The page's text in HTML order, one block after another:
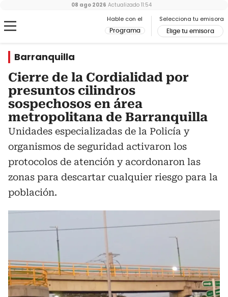
Hable con el
Programa
Selecciona tu emisora
Elige tu emisora
08 ago 2026 Actualizado 11:54
Barranquilla
Cierre de la Cordialidad por
presuntos cilindros
sospechosos en área
metropolitana de Barranquilla
Unidades especializadas de la Policía y
organismos de seguridad activaron los
protocolos de atención y acordonaron las
zonas para descartar cualquier riesgo para la
población.